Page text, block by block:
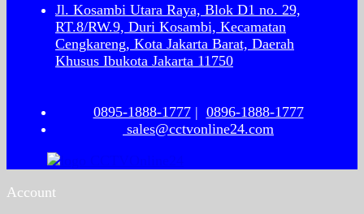
Jl. Kosambi Utara Raya, Blok D1 no. 29,
RT.8/RW.9, Duri Kosambi, Kecamatan
Cengkareng, Kota Jakarta Barat, Daerah
Khusus Ibukota Jakarta 11750
0895-1888-1777| 0896-1888-1777
sales@cctvonline24.com
Account